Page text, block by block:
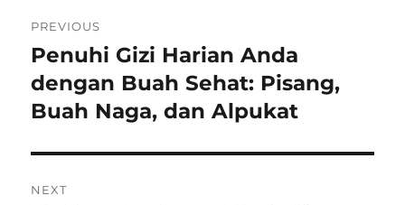
pos
PREVIOUS
Previous
post:
Penuhi Gizi Harian Anda
dengan Buah Sehat: Pisang,
Buah Naga, dan Alpukat
NEXT